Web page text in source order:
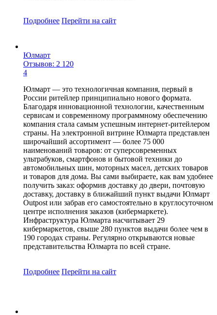
Подробнее Перейти на сайт
Юлмарт
Отзывов: 2 120
4
Юлмарт — это технологичная компания, первый в
России ритейлер принципиально нового формата.
Благодаря инновационной технологии, качественным
сервисам и современному программному обеспечению
компания стала самым успешным интернет-ритейлером
страны. На электронной витрине Юлмарта представлен
широчайший ассортимент — более 75 000
наименований товаров: от суперсовременных
ультрабуков, смартфонов и бытовой техники до
автомобильных шин, моторных масел, детских товаров
и товаров для дома. Вы сами выбираете, как вам удобнее
получить заказ: оформив доставку до двери, почтовую
доставку, доставку в ближайший пункт выдачи Юлмарт
Outpost или забрав его самостоятельно в круглосуточном
центре исполнения заказов (кибермаркете).
Инфраструктура Юлмарта насчитывает 29
кибермаркетов, свыше 280 пунктов выдачи более чем в
190 городах страны. Регулярно открываются новые
представительства Юлмарта по всей стране.
Подробнее Перейти на сайт